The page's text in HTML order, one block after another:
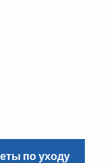
по уходу